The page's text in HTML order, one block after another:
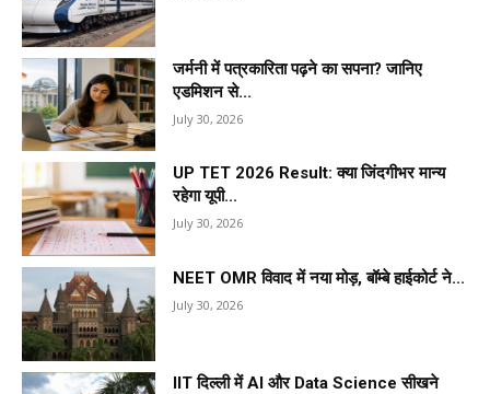
जर्मनी में पत्रकारिता पढ़ने का सपना? जानिए
एडमिशन से...
July 30, 2026
UP TET 2026 Result: क्या जिंदगीभर मान्य
रहेगा यूपी...
July 30, 2026
NEET OMR विवाद में नया मोड़, बॉम्बे हाईकोर्ट ने...
July 30, 2026
IIT दिल्ली में AI और Data Science सीखने